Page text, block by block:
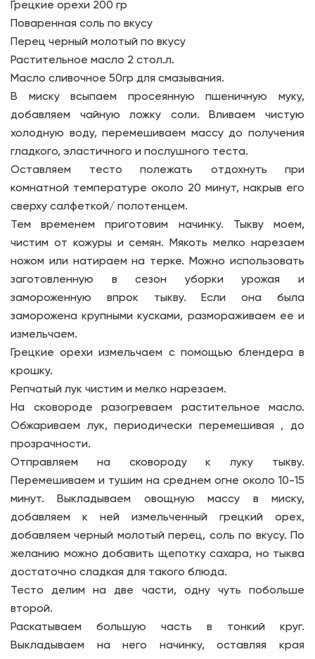
Грецкие орехи 200 гр
Поваренная соль по вкусу
Перец черный молотый по вкусу
Растительное масло 2 стол.л.
Масло сливочное 50гр для смазывания.
В миску всыпаем просеянную пшеничную муку,
добавляем чайную ложку соли. Вливаем чистую
холодную воду, перемешиваем массу до получения
гладкого, эластичного и послушного теста.
Оставляем тесто полежать отдохнуть при
комнатной температуре около 20 минут, накрыв его
сверху салфеткой/ полотенцем.
Тем временем приготовим начинку. Тыкву моем,
чистим от кожуры и семян. Мякоть мелко нарезаем
ножом или натираем на терке. Можно использовать
заготовленную в сезон уборки урожая и
замороженную впрок тыкву. Если она была
заморожена крупными кусками, размораживаем ее и
измельчаем.
Грецкие орехи измельчаем с помощью блендера в
крошку.
Репчатый лук чистим и мелко нарезаем.
На сковороде разогреваем растительное масло.
Обжариваем лук, периодически перемешивая , до
прозрачности.
Отправляем на сковороду к луку тыкву.
Перемешиваем и тушим на среднем огне около 10-15
минут. Выкладываем овощную массу в миску,
добавляем к ней измельченный грецкий орех,
добавляем черный молотый перец, соль по вкусу. По
желанию можно добавить щепотку сахара, но тыква
достаточно сладкая для такого блюда.
Тесто делим на две части, одну чуть побольше
второй.
Раскатываем большую часть в тонкий круг.
Выкладываем на него начинку, оставляя края